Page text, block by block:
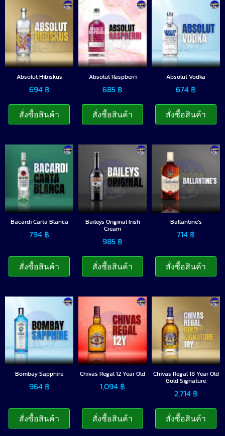
Absolut Hibiskus
694 ฿
สั่งซื้อสินค้า
Absolut Raspberri
685 ฿
สั่งซื้อสินค้า
Absolut Vodka
674 ฿
สั่งซื้อสินค้า
Bacardi Carta Blanca
794 ฿
สั่งซื้อสินค้า
Baileys Original Irish
Cream
985 ฿
สั่งซื้อสินค้า
Ballantine’s
714 ฿
สั่งซื้อสินค้า
Bombay Sapphire
964 ฿
สั่งซื้อสินค้า
Chivas Regal 12 Year Old
1,094 ฿
สั่งซื้อสินค้า
Chivas Regal 18 Year Old
Gold Signature
2,714 ฿
สั่งซื้อสินค้า